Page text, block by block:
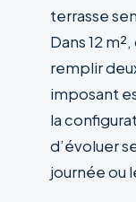
terrasse
Dans 12
remplir
imposant
la
d’évoluer
journée ou